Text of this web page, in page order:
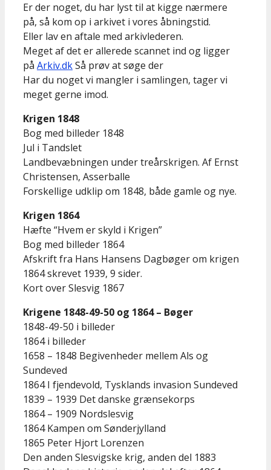
Er der noget, du har lyst til at kigge nærmere
på, så kom op i arkivet i vores åbningstid.
Eller lav en aftale med arkivlederen.
Meget af det er allerede scannet ind og ligger
på Arkiv.dkSå prøv at søge der
Har du noget vi mangler i samlingen, tager vi
meget gerne imod.
Krigen 1848
Bog med billeder 1848
Jul i Tandslet
Landbevæbningen under treårskrigen. Af Ernst
Christensen, Asserballe
Forskellige udklip om 1848, både gamle og nye.
Krigen 1864
Hæfte “Hvem er skyld i Krigen”
Bog med billeder 1864
Afskrift fra Hans Hansens Dagbøger om krigen
1864 skrevet 1939, 9 sider.
Kort over Slesvig 1867
Krigene 1848-49-50 og 1864 – Bøger
1848-49-50 i billeder
1864 i billeder
1658 – 1848 Begivenheder mellem Als og
Sundeved
1864 I fjendevold, Tysklands invasion Sundeved
1839 – 1939 Det danske grænsekorps
1864 – 1909 Nordslesvig
1864 Kampen om Sønderjylland
1865 Peter Hjort Lorenzen
Den anden Slesvigske krig, anden del 1883